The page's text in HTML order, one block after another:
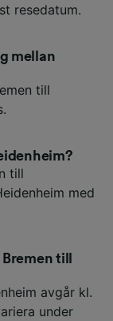
resedatum.
mellan
till
till
med
till
avgår kl.
under